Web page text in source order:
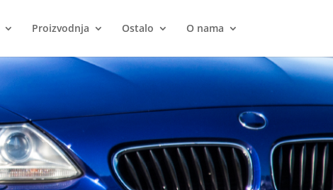
Proizvodnja Ostalo O nama